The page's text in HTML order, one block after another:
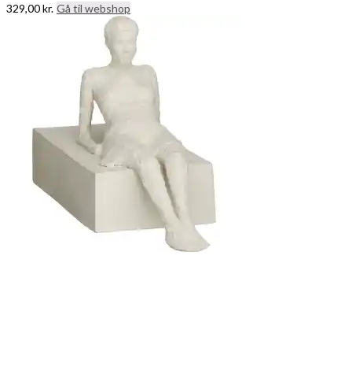
329,00kr. Gå til webshop